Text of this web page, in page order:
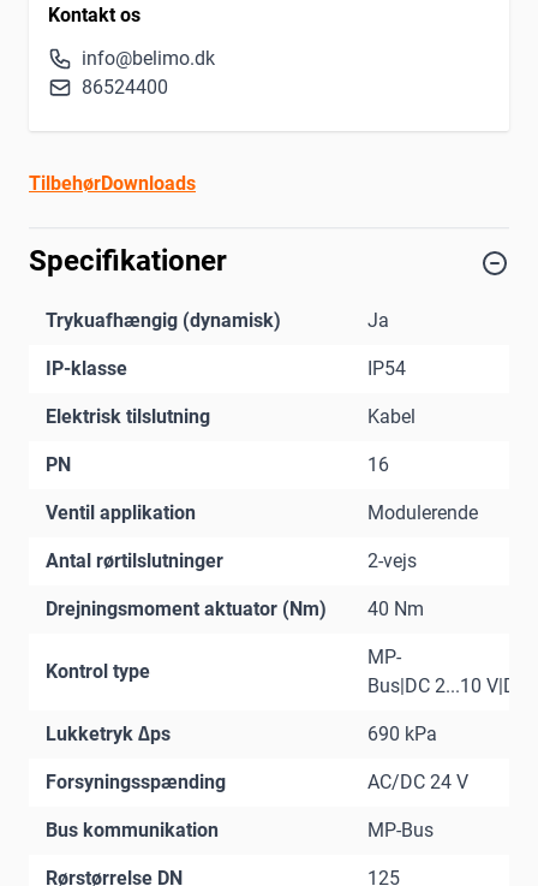
Kontakt os
info@belimo.dk
86524400
TilbehørDownloads
Specifikationer
Trykuafhængig (dynamisk) Ja
IP-klasse IP54
Elektrisk tilslutning Kabel
PN 16
Ventil applikation Modulerende
Antal rørtilslutninger 2-vejs
Drejningsmoment aktuator (Nm) 40 Nm
Kontrol type
MP-
Bus|DC 2...10 V|DC
Lukketryk ∆ps 690 kPa
Forsyningsspænding AC/DC 24 V
Bus kommunikation MP-Bus
Rørstørrelse DN 125